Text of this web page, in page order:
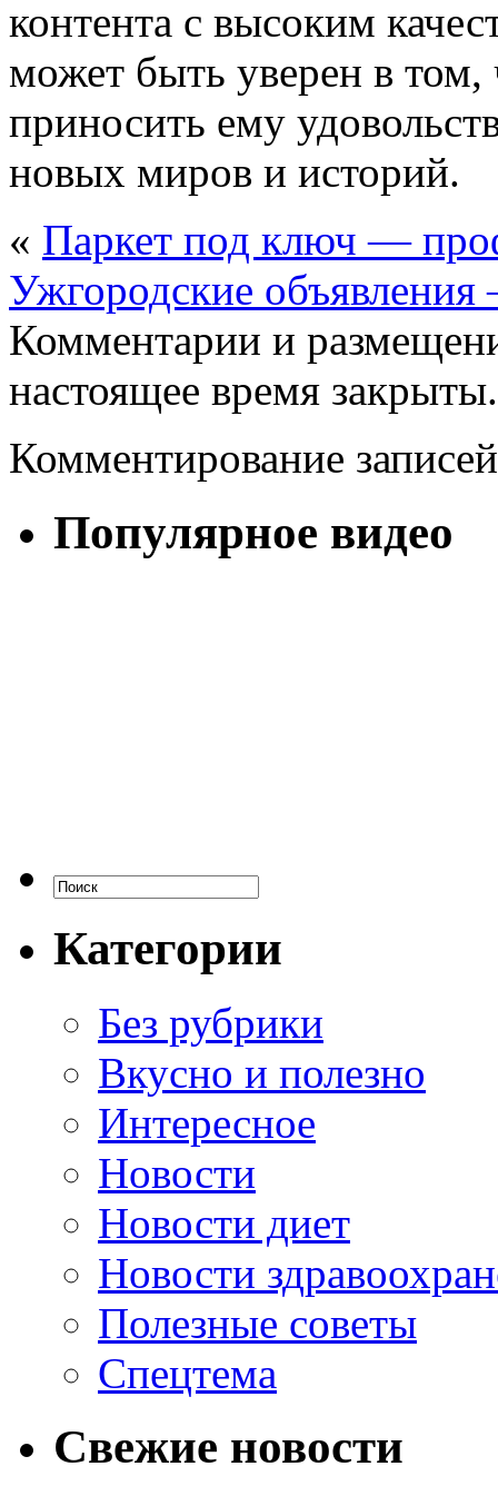
контента с высоким
может быть уверен в
приносить ему
новых миров и историй.
« Паркет под ключ —
Ужгородские
Комментарии и
настоящее время закрыты.
Комментирование
Популярное видео
Категории
Без рубрики
Вкусно и полезно
Интересное
Новости
Новости диет
Новости
Полезные советы
Спецтема
Свежие новости